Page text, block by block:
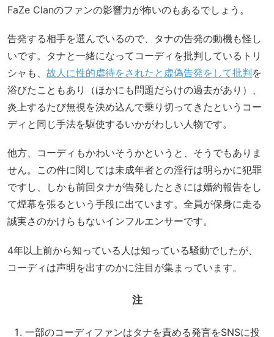
FaZe Clanのファンの影響力が怖いのもあるでしょう。
告発する相手を選んでいるので、タナの告発の動機も怪し
いです。タナと一緒になってコーディを批判しているトリ
シャも、 故人に性的虐待をされたと虚偽告発をして批判を
浴びたこともあり（ほかにも問題だらけの過去があり）、
炎上するたび無視を決め込んで乗り切ってきたというコー
ディと同じ手法を駆使するいかがわしい人物です。
他方、コーディもかわいそうかというと、そうでもありま
せん。この件に関しては未成年者との淫行は明らかに犯罪
ですし、しかも前回タナが告発したときには婚約報告をし
て煙幕を張るという手段に出ています。全員が保身に走る
誠実さのかけらもないインフルエンサーです。
4年以上前から知っている人は知っている騒動でしたが、
コーディは声明を出すのかに注目が集まっています。
注
一部のコーディファンはタナを責める発言をSNSに投